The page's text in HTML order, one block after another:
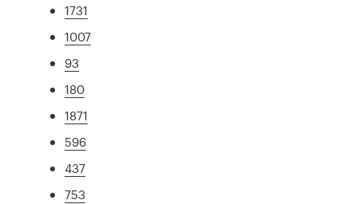
1731
1007
93
180
1871
596
437
753